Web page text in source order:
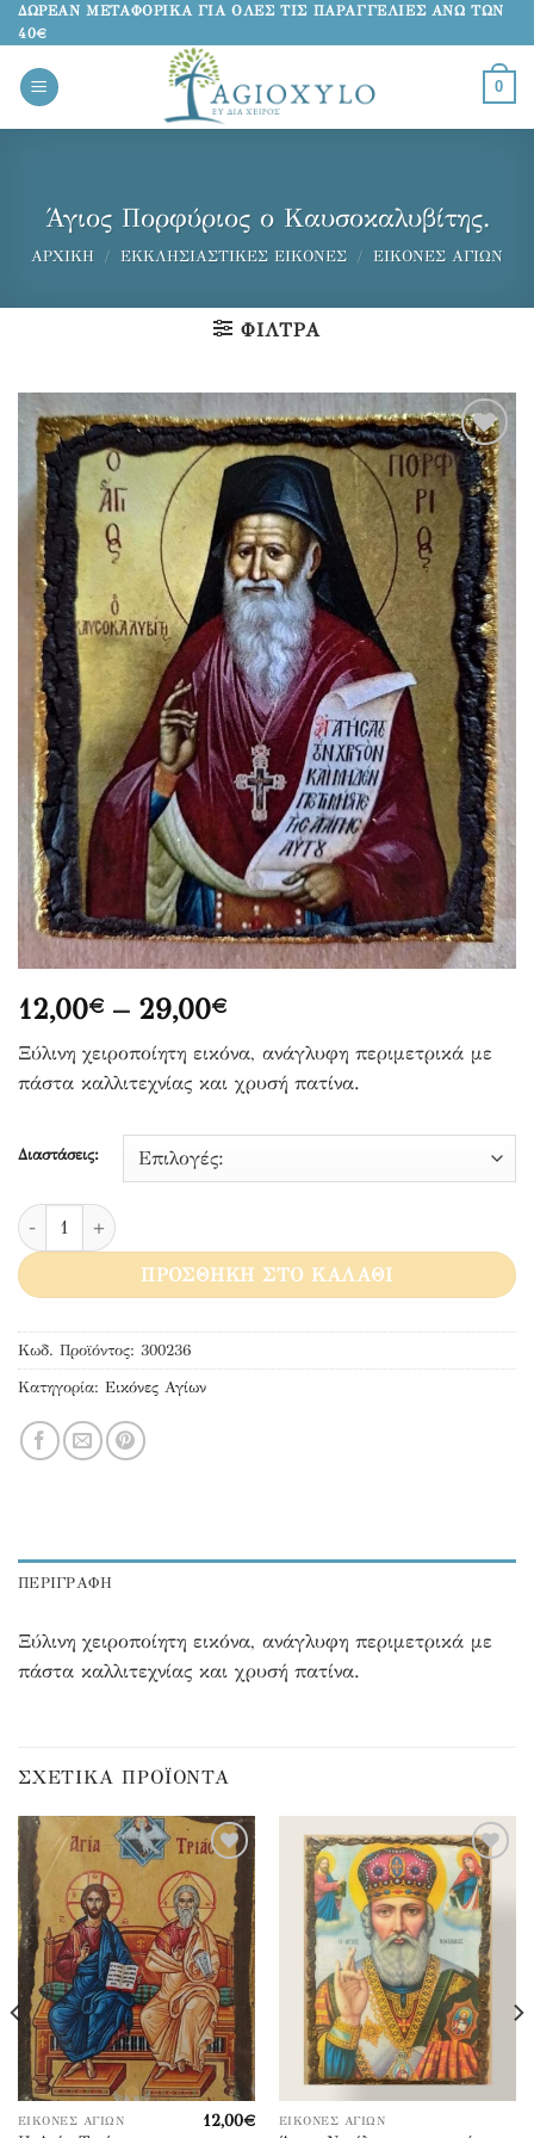
Μετάβαση
στο
περιεχόμενο
ΔΩΡΕΑΝ ΜΕΤΑΦΟΡΙΚΑ ΓΙΑ ΟΛΕΣ ΤΙΣ ΠΑΡΑΓΓΕΛΙΕΣ ΑΝΩ ΤΩΝ
40€
0
Άγιος Πορφύριος ο Καυσοκαλυβίτης.
ΑΡΧΙΚΉ / ΕΚΚΛΗΣΙΑΣΤΙΚΈΣ ΕΙΚΌΝΕΣ / ΕΙΚΌΝΕΣ ΑΓΊΩΝ
ΦΊΛΤΡΑ
Προσθήκη
στα
αγαπημένα
12,00€ – 29,00€Price
range:
12,00€
through
Ξύλινη χειροποίητη εικόνα, ανάγλυφη περιμετρικά με
πάστα καλλιτεχνίας και χρυσή πατίνα.
Διαστάσεις:
Άγιος Πορφύριος ο Καυσοκαλυβίτης. ποσότητα
ΠΡΟΣΘΉΚΗ ΣΤΟ ΚΑΛΆΘΙ
Κωδ. Προϊόντος: 300236
Κατηγορία: Εικόνες Αγίων
ΠΕΡΙΓΡΑΦΉ
Ξύλινη χειροποίητη εικόνα, ανάγλυφη περιμετρικά με
πάστα καλλιτεχνίας και χρυσή πατίνα.
ΣΧΕΤΙΚΆ ΠΡΟΪΌΝΤΑ
Προσθήκη
στα
αγαπημένα
ΕΙΚΌΝΕΣ ΑΓΊΩΝ 12,00€
Αυτό
Προσθήκη
στα
αγαπημένα
ΕΙΚΌΝΕΣ ΑΓΊΩΝ
Αυτό